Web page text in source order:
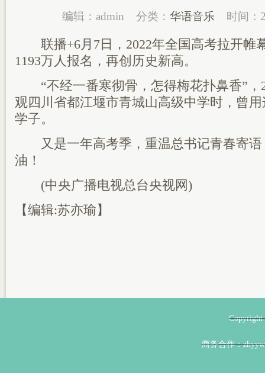
编辑：admin 分类： 华语音乐 时间：
联播+6月7日，2022年全国高考拉开帷
1193万人报名，再创历史新高。
“不经一番寒彻骨，怎得梅花扑鼻香”，
观四川省都江堰市青城山高级中学时，曾
学子。
又是一年高考季，重温总书记青春寄语
油！
(中央广播电视总台央视网)
【编辑:苏亦瑜】
商务合作：